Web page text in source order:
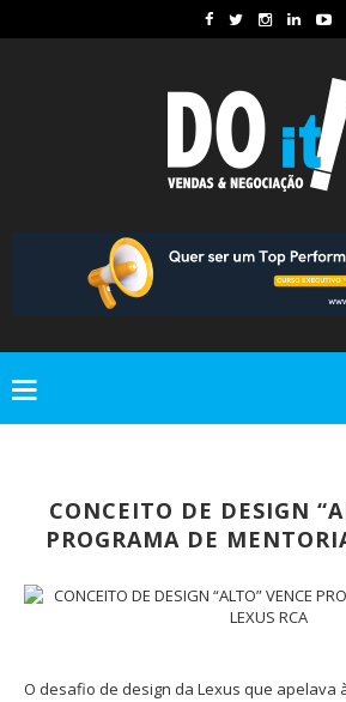
CONCEITO DE DESIGN
PROGRAMA DE
O desafio de design da Lexus que apelava